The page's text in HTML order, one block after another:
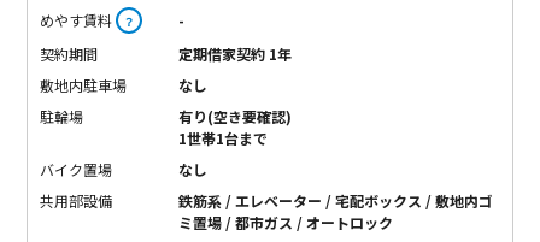
めやす賃料 ？
-
契約期間
定期借家契約 1年
敷地内駐車場
なし
駐輪場
有り(空き要確認)
1世帯1台まで
バイク置場
なし
共用部設備
鉄筋系 / エレベーター / 宅配ボックス / 敷地内ゴ
ミ置場 / 都市ガス / オートロック